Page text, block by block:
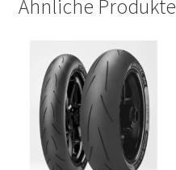
Ähnliche Produkte